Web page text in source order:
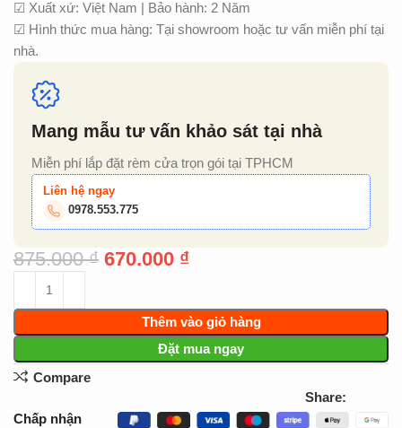
☑ Xuất xứ: Việt Nam | Bảo hành: 2 Năm
☑ Hình thức mua hàng: Tại showroom hoặc tư vấn miễn phí tại
nhà.
Mang mẫu tư vấn khảo sát tại nhà
Miễn phí lắp đặt rèm cửa trọn gói tại TPHCM
Liên hệ ngay
0978.553.775
875.000₫ 670.000 ₫
Thêm vào giỏ hàng
Đặt mua ngay
Compare
Share:
Chấp nhận